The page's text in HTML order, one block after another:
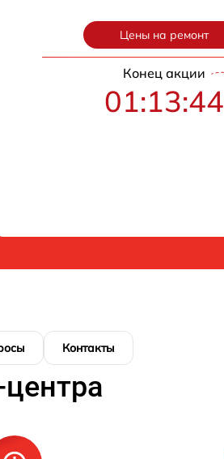
Цены на ремонт
Конец акции
01:13:43
Контакты